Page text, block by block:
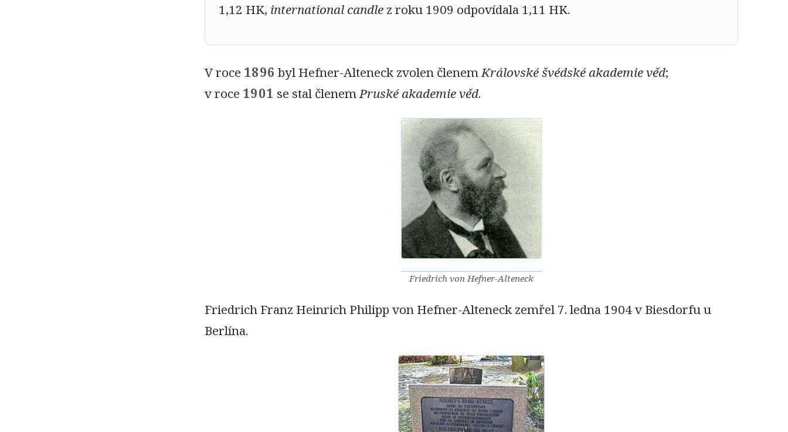
1,12 HK, international candlez roku 1909 odpovídala 1,11 HK.
V roce 1896 byl Hefner-Alteneck zvolen členemKrálovské švédské akademie věd;
v roce 1901 se stal členemPruské akademie věd.
Friedrich von Hefner-Alteneck
Friedrich Franz Heinrich Philipp von Hefner-Alteneck zemřel 7. ledna 1904 v Biesdorfu u
Berlína.